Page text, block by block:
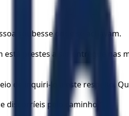
soubesse onde se achavam.
está prestes a ser entregue
de inquiri-lo a este respeito.
discorríeis pelo caminho?”